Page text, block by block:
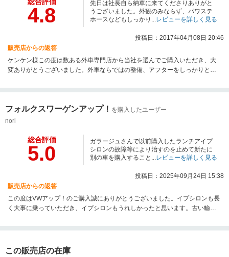
4.8
先日は社長自ら納車に来てくださりありがと
うございました。外観のみならず、パワステ
ホースなどもしっかり...レビューを詳しく見る
投稿日：2017年04月08日 20:46
販売店からの返答
ケンケン様この度は数ある外車専門店から当社を選んでご購入いただき、大
変ありがとうございました。外車ならではの整備、アフターをしっかりとや
変うれしく思います。納車までのご対応に、遠方ならではのもう少ししっか
車後のトラブルにつきましては大変申し訳なく、嫌なお気持ちになられたと
思います。こちらのミスにより今もなおご迷惑をおかけしておりますが、し
いの程どうぞよろしくお願いいたします。
フォルクスワーゲンアップ！ を購入したユーザー
nori
総合評価
5.0
ガラージュさんで以前購入したランチアイプ
シロンの故障等により治すのを止めて新たに
別の車を購入すること...レビューを詳しく見る
投稿日：2025年09月24日 15:38
販売店からの返答
この度はVWアップ！のご購入誠にありがとうございました。イプシロンも長
く大事に乗っていただき、イプシロンもうれしかったと思います。古い輸入
スタッフ一同、知恵を絞りながら末永く頑張っていく所存でございますの
は本当にありがとうございました！
この販売店の在庫